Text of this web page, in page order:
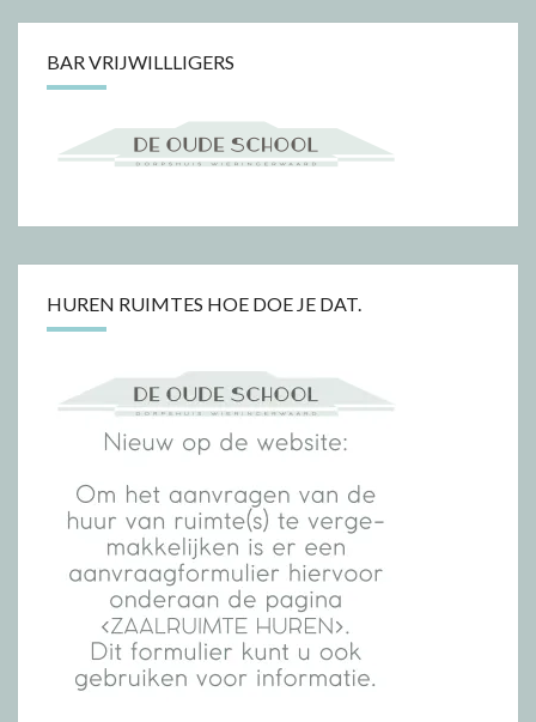
BAR VRIJWILLLIGERS
HUREN RUIMTES HOE DOE JE DAT.